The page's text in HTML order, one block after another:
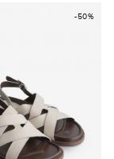
-50%